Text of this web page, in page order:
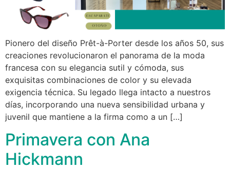
Pionero del diseño Prêt-à-Porter desde los años 50, sus
creaciones revolucionaron el panorama de la moda
francesa con su elegancia sutil y cómoda, sus
exquisitas combinaciones de color y su elevada
exigencia técnica. Su legado llega intacto a nuestros
días, incorporando una nueva sensibilidad urbana y
juvenil que mantiene a la firma como a un […]
Primavera con Ana
Hickmann